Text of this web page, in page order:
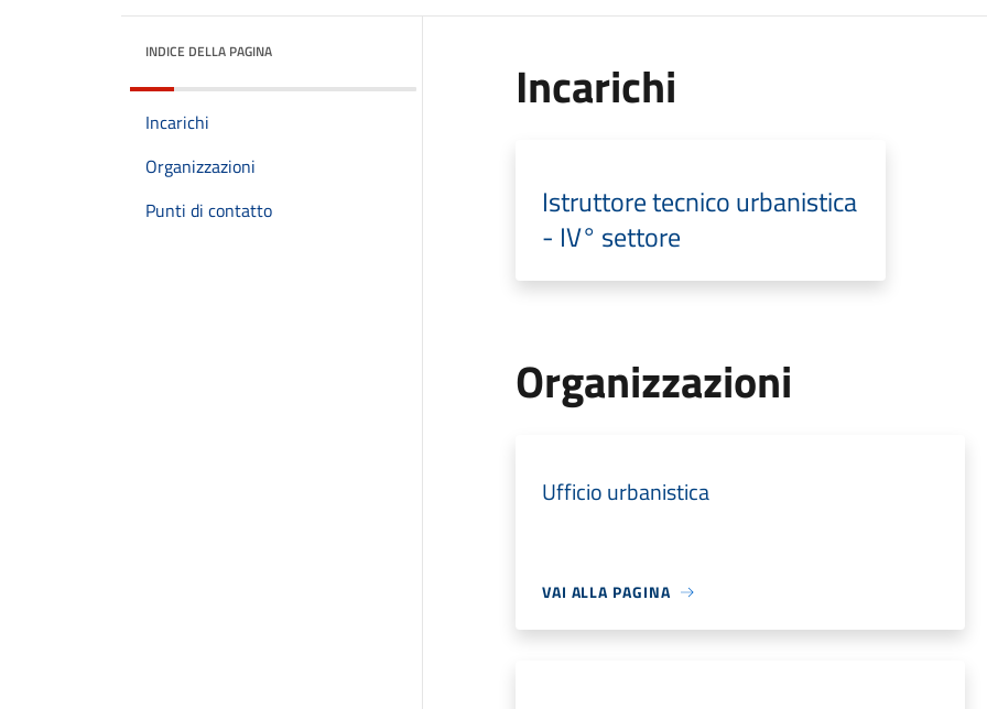
INDICE DELLA PAGINA
Incarichi
Organizzazioni
Punti di contatto
Incarichi
Istruttore tecnico urbanistica
- IV° settore
Organizzazioni
Ufficio urbanistica
VAI ALLA PAGINA